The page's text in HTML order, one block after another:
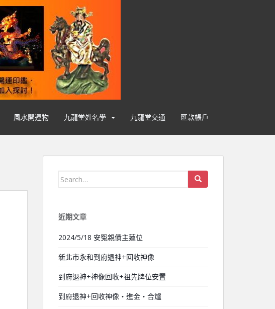
風水開運物 九龍堂姓名學 九龍堂交通 匯款帳戶
Search for:
近期文章
2024/5/18 安冤親債主蓮位
新北市永和到府退神+回收神像
到府退神+神像回收+祖先牌位安置
到府退神+回收神像‧進金‧合爐